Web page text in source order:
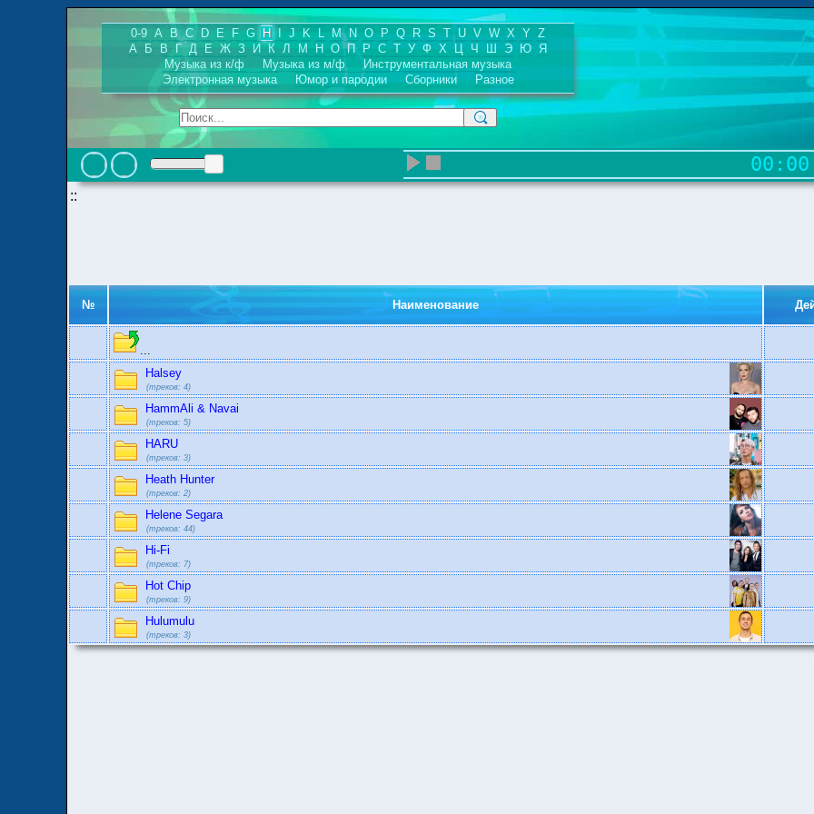
0-9 A B C D E F G H I J K L M N O P Q R S T U V W X Y
Z
А
Б В Г Д Е Ж З И К Л М Н О П Р С Т У Ф Х Ц Ч Ш Э Ю Я
Музыка из к/ф
Музыка из м/ф
Инструментальная музыка
Электронная музыка
Юмор и пародии Сборники Разное
00:00
::
№ Наименование
...
Halsey
(треков: 4)
HammAli & Navai
(треков: 5)
HARU
(треков: 3)
Heath Hunter
(треков: 2)
Helene Segara
(треков: 44)
Hi-Fi
(треков: 7)
Hot Chip
(треков: 9)
Hulumulu
(треков: 3)